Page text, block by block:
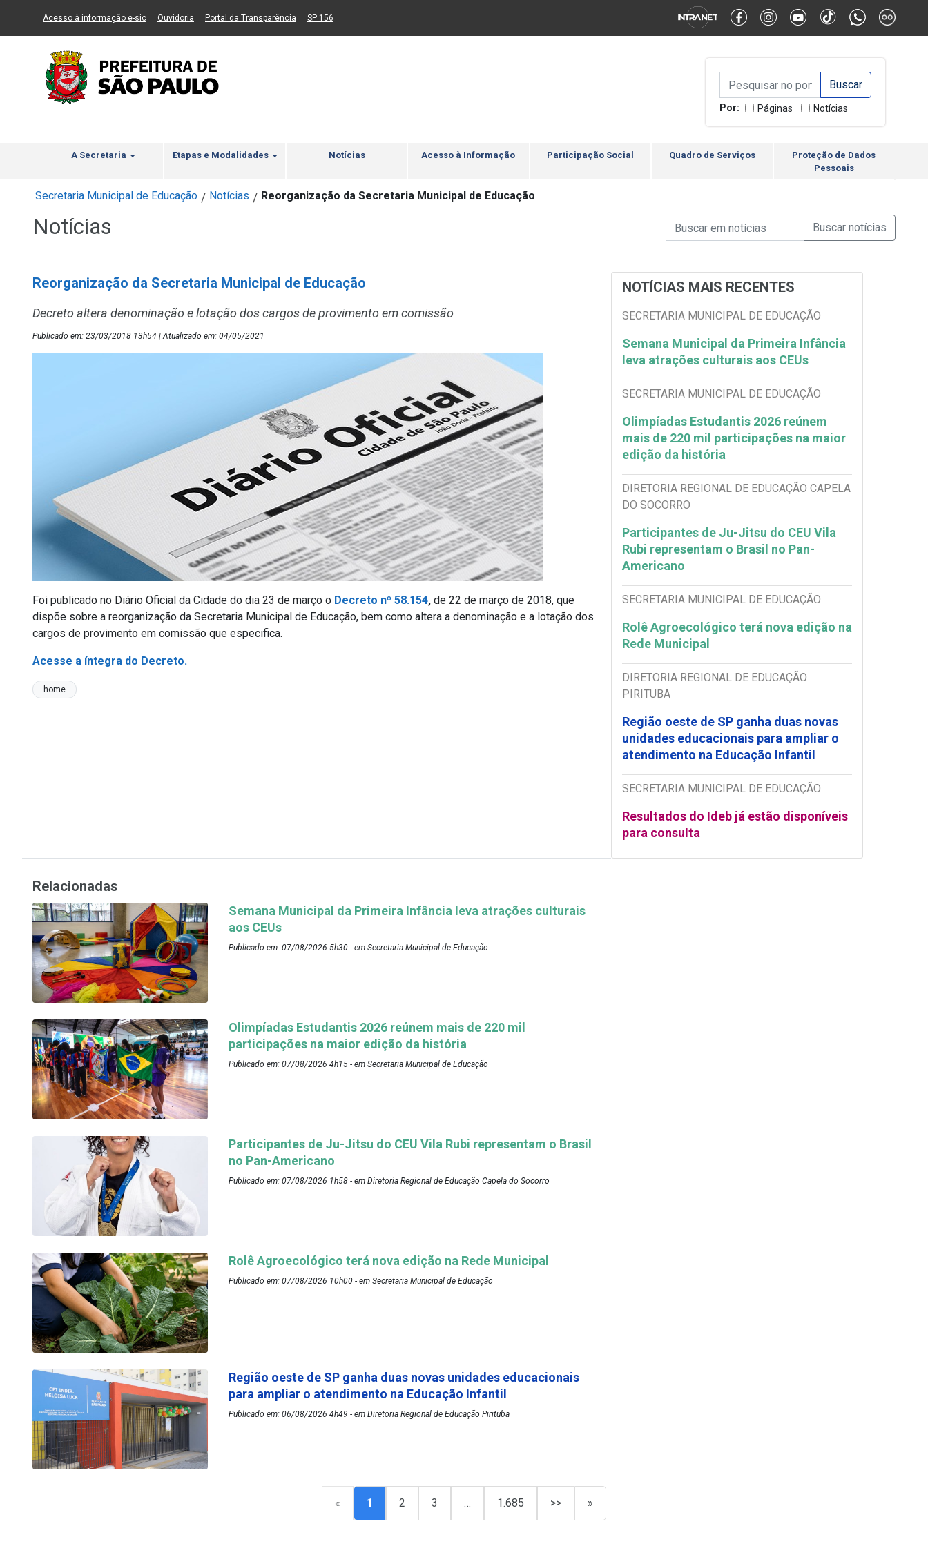
Ir ao Conteúdo Ir para menu principal 2 Ir para busca Ir para rodapé Alternar Alto Contraste Alternar Tamanho da Fonte
Acesso à informação e-sic(Link para um novo sítio)
Ouvidoria (Link para um novo sítio)
Portal da Transparência (Link para um novo sítio)
SP 156
Campo de Busca de
Campo de Busca de informaçõesEnviar a Busca
Por: Páginas Notícias
A Secretaria Etapas e Modalidades Notícias Acesso à Informação Participação Social Quadro de Serviços
Proteção de Dados
Pessoais
Secretaria Municipal de Educação / Notícias / Reorganização da Secretaria Municipal de Educação
Notícias Campo de Busca de Notícias
Campo de Busca de informaçõesEnviar a Busca de
Reorganização da Secretaria Municipal de Educação
Decreto altera denominação e lotação dos cargos de provimento em comissão
Publicado em: 23/03/2018 13h54 | Atualizado em: 04/05/2021
Foi publicado no Diário Oficial da Cidade do dia 23 de março o Decreto nº 58.154, de 22 de março de 2018, que
dispõe sobre a reorganização da Secretaria Municipal de Educação, bem como altera a denominação e a lotação dos
cargos de provimento em comissão que especifica.
Acesse a íntegra do Decreto.
home
NOTÍCIAS MAIS RECENTES
SECRETARIA MUNICIPAL DE EDUCAÇÃO
Semana Municipal da Primeira Infância
leva atrações culturais aos CEUs
SECRETARIA MUNICIPAL DE EDUCAÇÃO
Olimpíadas Estudantis 2026 reúnem
mais de 220 mil participações na maior
edição da história
DIRETORIA REGIONAL DE EDUCAÇÃO CAPELA
DO SOCORRO
Participantes de Ju-Jitsu do CEU Vila
Rubi representam o Brasil no Pan-
Americano
SECRETARIA MUNICIPAL DE EDUCAÇÃO
Rolê Agroecológico terá nova edição na
Rede Municipal
DIRETORIA REGIONAL DE EDUCAÇÃO
PIRITUBA
Região oeste de SP ganha duas novas
unidades educacionais para ampliar o
atendimento na Educação Infantil
SECRETARIA MUNICIPAL DE EDUCAÇÃO
Resultados do Ideb já estão disponíveis
para consulta
Relacionadas
Semana Municipal da Primeira Infância leva atrações culturais
aos CEUs
Publicado em: 07/08/2026 5h30 - em Secretaria Municipal de Educação
Olimpíadas Estudantis 2026 reúnem mais de 220 mil
participações na maior edição da história
Publicado em: 07/08/2026 4h15 - em Secretaria Municipal de Educação
Participantes de Ju-Jitsu do CEU Vila Rubi representam o Brasil
no Pan-Americano
Publicado em: 07/08/2026 1h58 - em Diretoria Regional de Educação Capela do Socorro
Rolê Agroecológico terá nova edição na Rede Municipal
Publicado em: 07/08/2026 10h00 - em Secretaria Municipal de Educação
Região oeste de SP ganha duas novas unidades educacionais
para ampliar o atendimento na Educação Infantil
Publicado em: 06/08/2026 4h49 - em Diretoria Regional de Educação Pirituba
« 1 2 3 … 1.685 >> »